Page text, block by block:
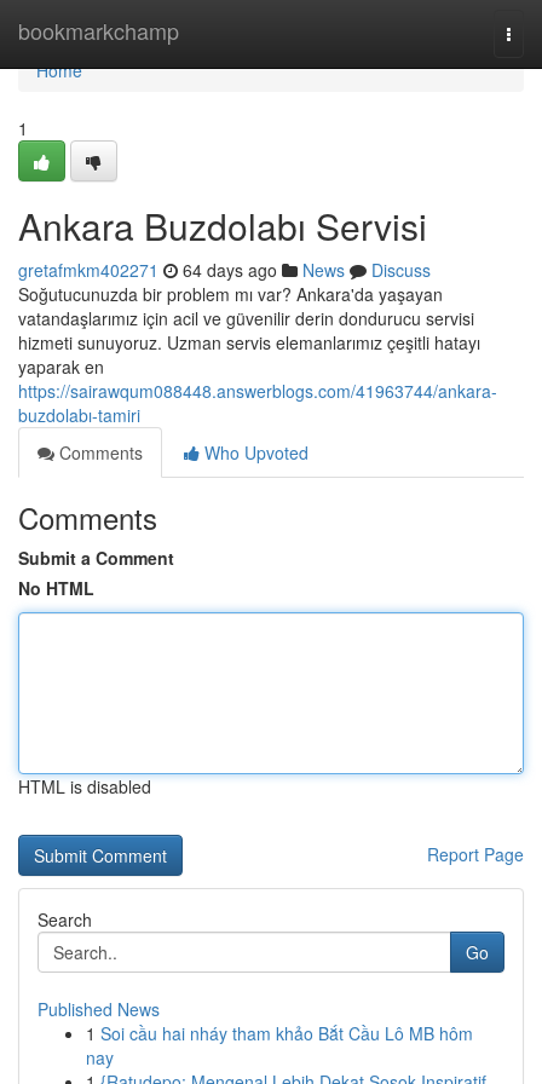
bookmarkchamp
Home
Home
1
Ankara Buzdolabı Servisi
gretafmkm402271 64 days ago News
Discuss
Soğutucunuzda bir problem mı var? Ankara'da yaşayan
vatandaşlarımız için acil ve güvenilir derin dondurucu servisi
hizmeti sunuyoruz. Uzman servis elemanlarımız çeşitli hatayı
yaparak en
https://sairawqum088448.answerblogs.com/41963744/ankara-
buzdolabı-tamiri
Comments
Who Upvoted
Comments
Submit a Comment
No HTML
HTML is disabled
Report Page
Search
Go
Published News
1 Soi cầu hai nháy tham khảo Bắt Cầu Lô MB hôm
nay